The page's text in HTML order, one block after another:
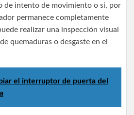
de intento de movimiento o si, por
permanece completamente
realizar una inspección visual
quemaduras o desgaste en el
el interruptor de puerta del